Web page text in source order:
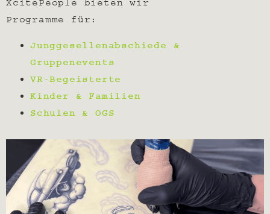
XcitePeople bieten wir
Programme für:
Junggesellenabschiede &
Gruppenevents
VR-Begeisterte
Kinder & Familien
Schulen & OGS